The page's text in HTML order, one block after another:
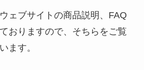
ェブサイトの商品説明、FAQ
おりますので、そちらをご覧
ます。